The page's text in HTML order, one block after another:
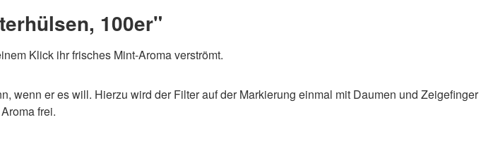
100er"
Klick ihr frisches Mint-Aroma verströmt.
wenn er es will. Hierzu wird der Filter auf der Markierung einmal mit Daumen und Zeigefinger
frei.